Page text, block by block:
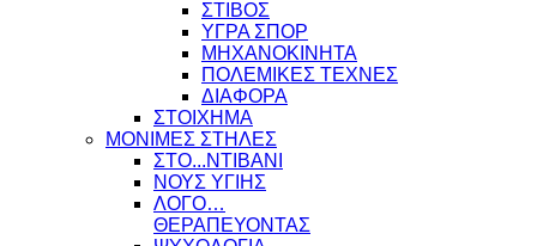
ΣΤΙΒΟΣ
ΥΓΡΑ ΣΠΟΡ
ΜΗΧΑΝΟΚΙΝΗΤΑ
ΠΟΛΕΜΙΚΕΣ ΤΕΧΝΕΣ
ΔΙΑΦΟΡΑ
ΣΤΟΙΧΗΜΑ
ΜΟΝΙΜΕΣ ΣΤΗΛΕΣ
ΣΤΟ...ΝΤΙΒΑΝΙ
ΝΟΥΣ ΥΓΙΗΣ
ΛΟΓΟ…
ΘΕΡΑΠΕΥΟΝΤΑΣ